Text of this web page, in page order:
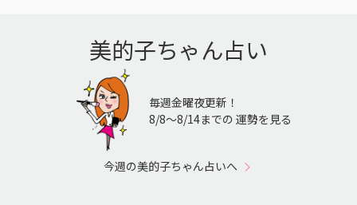
美的子ちゃん占い
毎週金曜夜更新！
8/8〜8/14までの 運勢を見る
今週の美的子ちゃん占いへ